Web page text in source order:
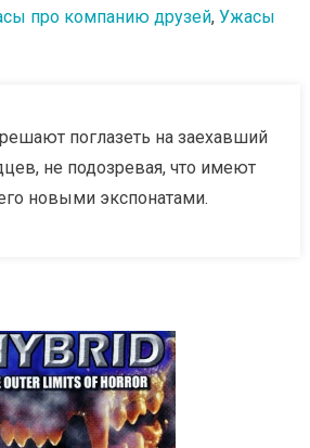
про компанию друзей, Ужасы
поглазеть на заехавший
не подозревая, что имеют
новыми экспонатами.